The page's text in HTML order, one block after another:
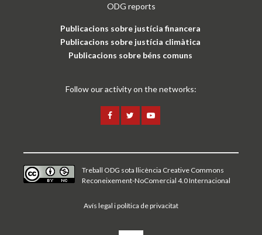
ODG reports
Publicacions sobre justícia financera
Publicacions sobre justícia climàtica
Publicacions sobre béns comuns
Follow our activity on the networks:
Treball ODG sota llicència Creative Commons
Reconeixement-NoComercial 4.0 Internacional
Avís legal i política de privacitat